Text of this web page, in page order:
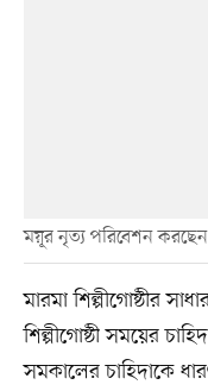
ময়ূর নৃত্য পরিবেশন করছেন
মারমা শিল্পীগোষ্ঠীর
শিল্পীগোষ্ঠী সময়ের
সমকালের চাহিদাকে